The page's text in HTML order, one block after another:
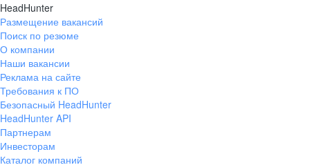
HeadHunter
Размещение вакансий
Поиск по резюме
О компании
Наши вакансии
Реклама на сайте
Требования к ПО
Безопасный HeadHunter
HeadHunter API
Партнерам
Инвесторам
Каталог компаний